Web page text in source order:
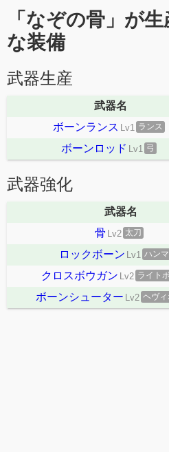
「なぞの骨」が
な装備
武器生産
武器名
ボーンランス Lv1 ランス
ボーンロッド Lv1 弓
武器強化
武器名
骨 Lv2 太刀
ロックボーン Lv1 ハン
クロスボウガン Lv2 ライト
ボーンシューター Lv2 ヘヴ